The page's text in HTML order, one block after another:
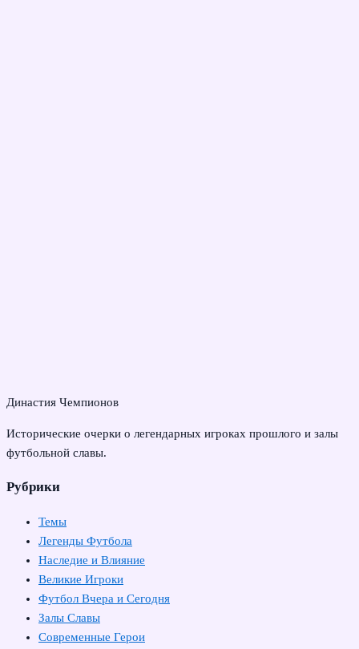
Династия Чемпионов
Исторические очерки о легендарных игроках прошлого и залы
футбольной славы.
Рубрики
Темы
Легенды Футбола
Наследие и Влияние
Великие Игроки
Футбол Вчера и Сегодня
Залы Славы
Современные Герои